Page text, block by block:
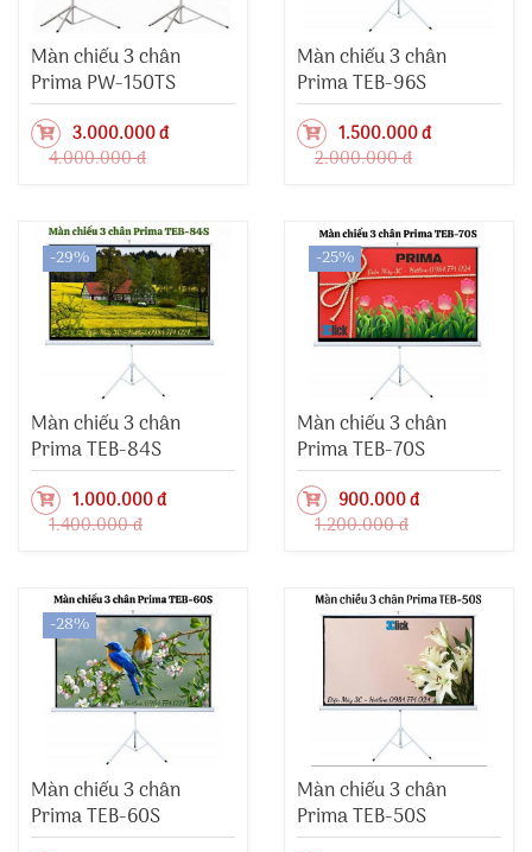
Màn chiếu 3 chân
Prima PW-150TS
3.000.000 đ
4.000.000 đ
Màn chiếu 3 chân
Prima TEB-96S
1.500.000 đ
2.000.000 đ
-29%
Màn chiếu 3 chân
Prima TEB-84S
1.000.000 đ
1.400.000 đ
-25%
Màn chiếu 3 chân
Prima TEB-70S
900.000 đ
1.200.000 đ
-28%
Màn chiếu 3 chân
Prima TEB-60S
Màn chiếu 3 chân
Prima TEB-50S